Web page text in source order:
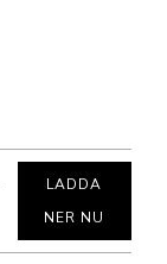
LADDA
NER NU